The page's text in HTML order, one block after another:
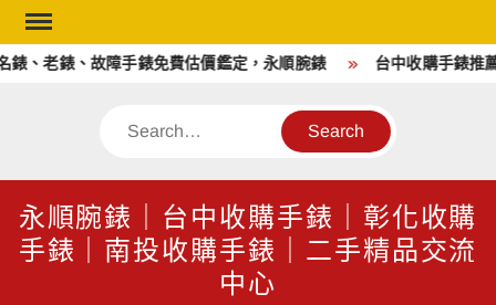
Skip
to
content
老錶、故障手錶免費估價鑑定，永順腕錶 台中收購手錶推薦｜
Search
永順腕錶｜台中收購手錶｜彰化收購
手錶｜南投收購手錶｜二手精品交流
中心